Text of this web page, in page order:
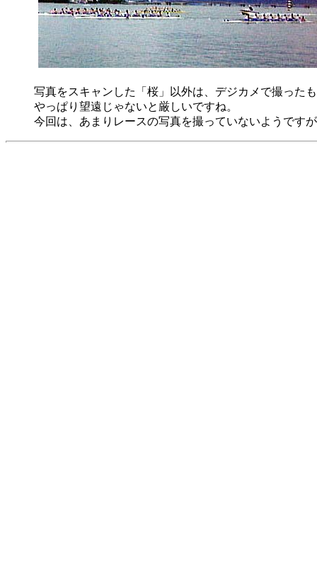
写真をスキャンした「桜」以外は、デジカメで撮った
やっぱり望遠じゃないと厳しいですね。
今回は、あまりレースの写真を撮っていないようです